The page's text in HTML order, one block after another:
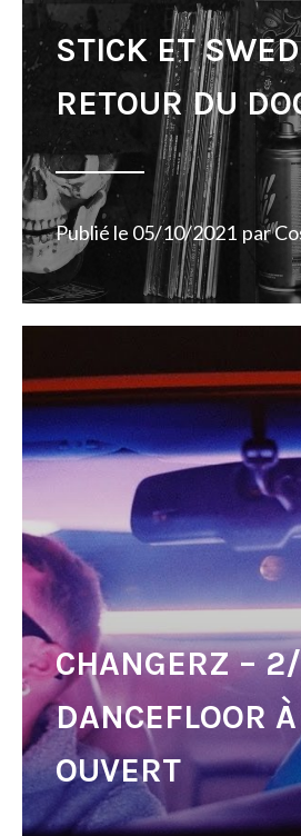
STICK ET
RETOUR DU
Publié le 05/10/2021 par
CHANGERZ –
DANCEFLOOR
OUVERT